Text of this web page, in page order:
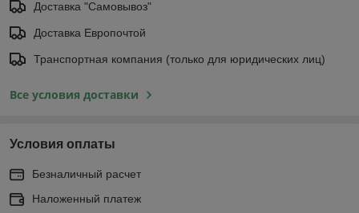
Доставка "Самовывоз"
Доставка Европочтой
Транспортная компания (только для юридических лиц)
Все условия доставки
Условия оплаты
Безналичный расчет
Наложенный платеж